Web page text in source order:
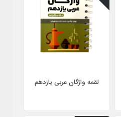
لقمه واژگان عربی یازدهم